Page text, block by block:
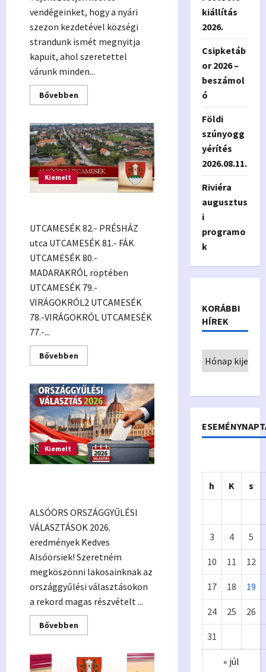
vendégeinket, hogy a nyári
szezon kezdetével községi
strandunk ismét megnyitja
kapuit, ahol szeretettel
várunk minden...
Bővebben
more
strand
nyitás
2026.
Kiemelt
UTCAMESÉK 82.- PRÉSHÁZ
utca UTCAMESÉK 81.- FÁK
UTCAMESÉK 80.-
MADARAKRÓL röptében
UTCAMESÉK 79.-
VIRÁGOKRÓL2 UTCAMESÉK
78.-VIRÁGOKRÓL UTCAMESÉK
77.-...
Bővebben
more
Kiemelt
ALSÓÖRS ORSZÁGGYŰLÉSI
VÁLASZTÁSOK 2026.
eredmények Kedves
Alsóörsiek! Szeretném
megköszönni lakosainknak az
országgyűlési választásokon
a rekord magas részvételt ...
Bővebben
more
EREDMÉNYEK
2026.
kiállítás
2026.
Csipketáb
or 2026 –
beszámol
ó
Földi
szúnyogg
yérítés
2026.08.11.
Riviéra
augusztus
i
programo
k
KORÁBBI
HÍREK
h K s
3 4 5
10 11 12
17 18 19
24 25 26
31
« júl
Önkormányzat